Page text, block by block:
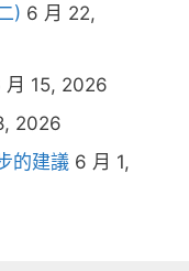
) 6 月 22,
月 15, 2026
2026
的建議 6 月 1,